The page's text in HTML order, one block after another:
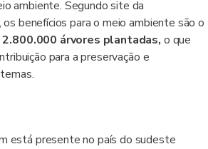
ambiente. Segundo site da
benefícios para o meio ambiente são o
2.800.000 árvores plantadas, o que
para a preservação e
está presente no país do sudeste